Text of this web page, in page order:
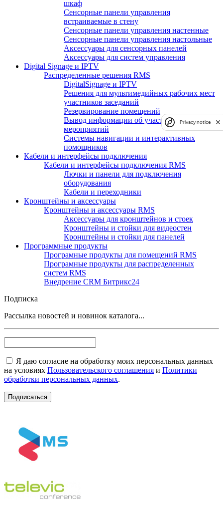
шкаф
Сенсорные панели управления
встраиваемые в стену
Сенсорные панели управления настенные
Сенсорные панели управления настольные
Аксессуары для сенсорных панелей
Аксессуары для систем управления
Digital Signage и IPTV
Распределенные решения RMS
DigitalSignage и IPTV
Решения для мультимедийных рабочих мест
участников заседаний
Резервирование помещений
Вывод информации об участниках
мероприятий
Системы навигации и интерактивных
помощников
Кабели и интерфейсы подключения
Кабели и интерфейсы подключения RMS
Лючки и панели для подключения
оборудования
Кабели и переходники
Кронштейны и аксессуары
Кронштейны и аксессуары RMS
Аксессуары для кронштейнов и стоек
Кронштейны и стойки для видеостен
Кронштейны и стойки для панелей
Программные продукты
Програмные продукты для помещений RMS
Програмные продукты для распределенных
систем RMS
Внедрение CRM Битрикс24
Подписка
Рассылка новостей и новинок каталога...
Я даю согласие на обработку моих персональных данных
на условиях Пользовательского соглашения и Политики
обработки персональных данных.
Privacy notice